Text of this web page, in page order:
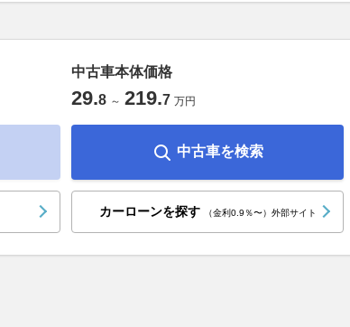
中古車本体価格
29.8 ～ 219.7 万円
中古車を検索
カーローンを探す （金利0.9％〜）外部サイト